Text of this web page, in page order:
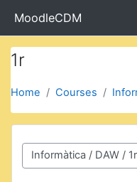
MoodleCDM
1r
Home Courses
Course categories